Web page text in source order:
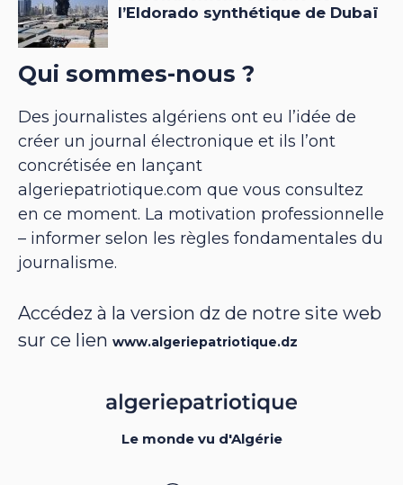
Qui sommes-nous ?
Des journalistes algériens ont eu l’idée de
créer un journal électronique et ils l’ont
concrétisée en lançant
algeriepatriotique.com que vous consultez
en ce moment. La motivation professionnelle
– informer selon les règles fondamentales du
journalisme.
Accédez à la version dz de notre site web
sur ce lien www.algeriepatriotique.dz
Le monde vu d'Algérie